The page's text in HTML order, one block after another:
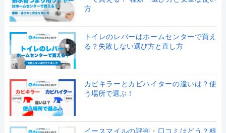
方
トイレのレバーはホームセンターで買え
る？失敗しない選び方と直し方
カビキラーとカビハイターの違いは？使
う場所で選ぶ！
イースマイルの評判・口コミはどう？料